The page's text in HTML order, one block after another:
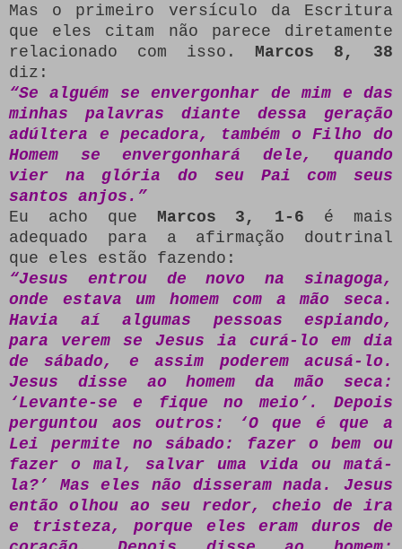
Mas o primeiro versículo da Escritura
que eles citam não parece diretamente
relacionado com isso. Marcos 8, 38
diz:
“Se alguém se envergonhar de mim e das
minhas palavras diante dessa geração
adúltera e pecadora, também o Filho do
Homem se envergonhará dele, quando
vier na glória do seu Pai com seus
santos anjos.”
Eu acho que Marcos 3, 1-6 é mais
adequado para a afirmação doutrinal
que eles estão fazendo:
“Jesus entrou de novo na sinagoga,
onde estava um homem com a mão seca.
Havia aí algumas pessoas espiando,
para verem se Jesus ia curá-lo em dia
de sábado, e assim poderem acusá-lo.
Jesus disse ao homem da mão seca:
‘Levante-se e fique no meio’. Depois
perguntou aos outros: ‘O que é que a
Lei permite no sábado: fazer o bem ou
fazer o mal, salvar uma vida ou matá-
la?’ Mas eles não disseram nada. Jesus
então olhou ao seu redor, cheio de ira
e tristeza, porque eles eram duros de